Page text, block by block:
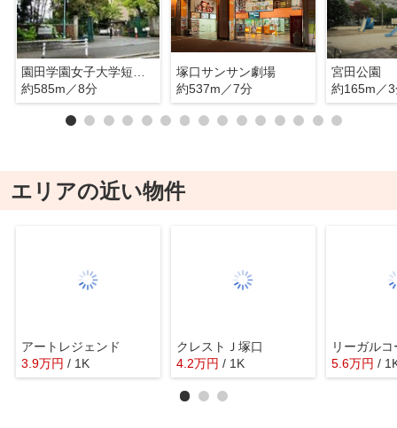
約585m／8分
塚口サンサン劇場
約537m／7分
宮田公園
約165m／
エリアの近い物件
アートレジェンド
3.9万円 / 1K
クレストＪ塚口
4.2万円 / 1K
リーガル
5.6万円 /